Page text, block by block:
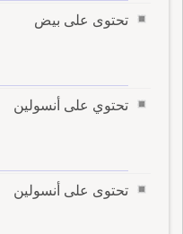
تحتوى على بيض
تحتوي على أنسولين
تحتوى على أنسولين